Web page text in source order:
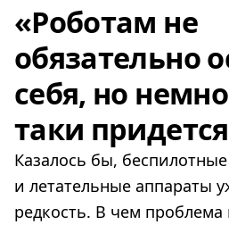
«Роботам не
обязательно
себя, но
таки
Казалось бы,
и летательные аппараты
редкость. В чем проблема